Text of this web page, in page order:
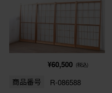
¥60,500 (税込)
商品番号 R-086588